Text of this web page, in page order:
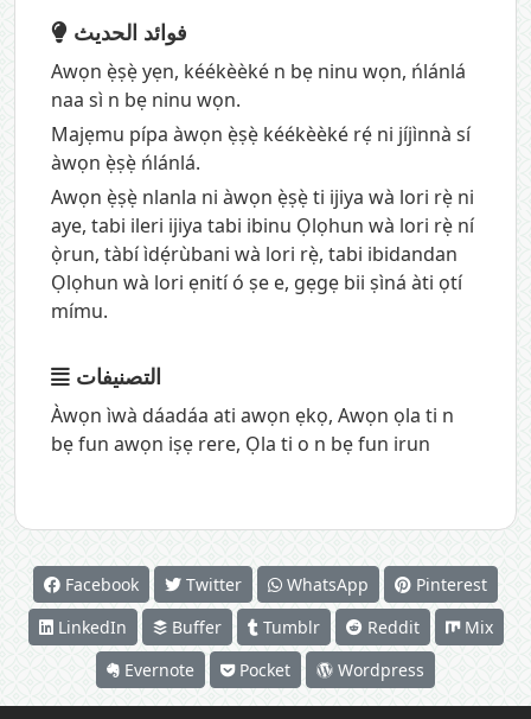
فوائد الحديث
Awọn ẹ̀ṣẹ̀ yẹn, kéékèèké n bẹ ninu wọn, ńlánlá
naa sì n bẹ ninu wọn.
Majẹmu pípa àwọn ẹ̀ṣẹ̀ kéékèèké rẹ́ ni jíjìnnà sí
àwọn ẹ̀ṣẹ̀ ńlánlá.
Awọn ẹ̀ṣẹ̀ nlanla ni àwọn ẹ̀ṣẹ̀ ti ijiya wà lori rẹ̀ ni
aye, tabi ileri ijiya tabi ibinu Ọlọhun wà lori rẹ̀ ní
ọ̀run, tàbí ìdẹ́rùbani wà lori rẹ̀, tabi ibidandan
Ọlọhun wà lori ẹnití ó ṣe e, gẹgẹ bii ṣìná àti ọtí
mímu.
التصنيفات
Àwọn ìwà dáadáa ati awọn ẹkọ, Awọn ọla ti n
bẹ fun awọn iṣẹ rere, Ọla ti o n bẹ fun irun
Facebook Twitter WhatsApp
Pinterest
LinkedIn
Buffer Tumblr Reddit
Mix
Evernote
Pocket Wordpress